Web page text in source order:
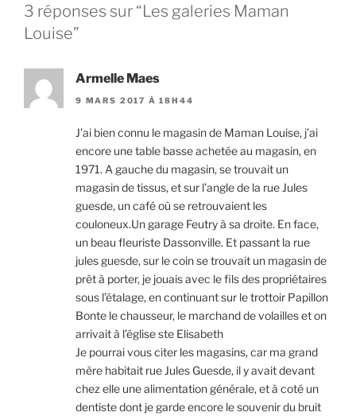
3 réponses sur “Les galeries Maman
Louise”
Armelle Maes
9 MARS 2017 À 18H44
J’ai bien connu le magasin de Maman Louise, j’ai
encore une table basse achetée au magasin, en
1971. A gauche du magasin, se trouvait un
magasin de tissus, et sur l’angle de la rue Jules
guesde, un café où se retrouvaient les
couloneux.Un garage Feutry à sa droite. En face,
un beau fleuriste Dassonville. Et passant la rue
jules guesde, sur le coin se trouvait un magasin de
prêt à porter, je jouais avec le fils des propriétaires
sous l’étalage, en continuant sur le trottoir Papillon
Bonte le chausseur, le marchand de volailles et on
arrivait à l’église ste Elisabeth
Je pourrai vous citer les magasins, car ma grand
mère habitait rue Jules Guesde, il y avait devant
chez elle une alimentation générale, et à coté un
dentiste dont je garde encore le souvenir du bruit